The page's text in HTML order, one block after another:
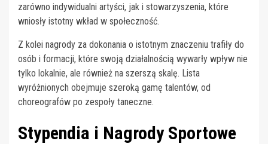
zarówno indywidualni artyści, jak i stowarzyszenia, które
wniosły istotny wkład w społeczność.
Z kolei nagrody za dokonania o istotnym znaczeniu trafiły do
osób i formacji, które swoją działalnością wywarły wpływ nie
tylko lokalnie, ale również na szerszą skalę. Lista
wyróżnionych obejmuje szeroką gamę talentów, od
choreografów po zespoły taneczne.
Stypendia i Nagrody Sportowe